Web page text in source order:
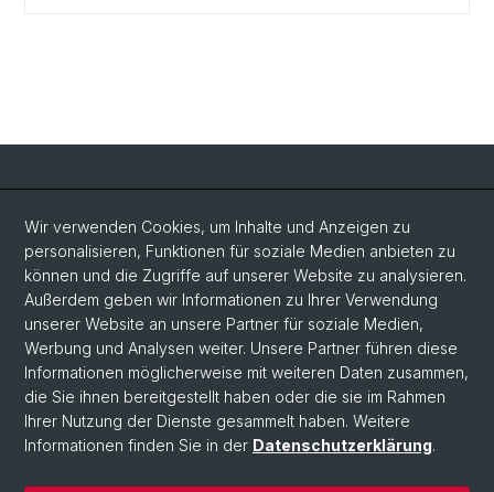
Social Media
LinkedIn
Bluesky
Vimeo
© Universität Basel
Wir verwenden Cookies, um Inhalte und Anzeigen zu
personalisieren, Funktionen für soziale Medien anbieten zu
können und die Zugriffe auf unserer Website zu analysieren.
Außerdem geben wir Informationen zu Ihrer Verwendung
unserer Website an unsere Partner für soziale Medien,
Werbung und Analysen weiter. Unsere Partner führen diese
Informationen möglicherweise mit weiteren Daten zusammen,
die Sie ihnen bereitgestellt haben oder die sie im Rahmen
Ihrer Nutzung der Dienste gesammelt haben. Weitere
Informationen finden Sie in der Datenschutzerklärung.